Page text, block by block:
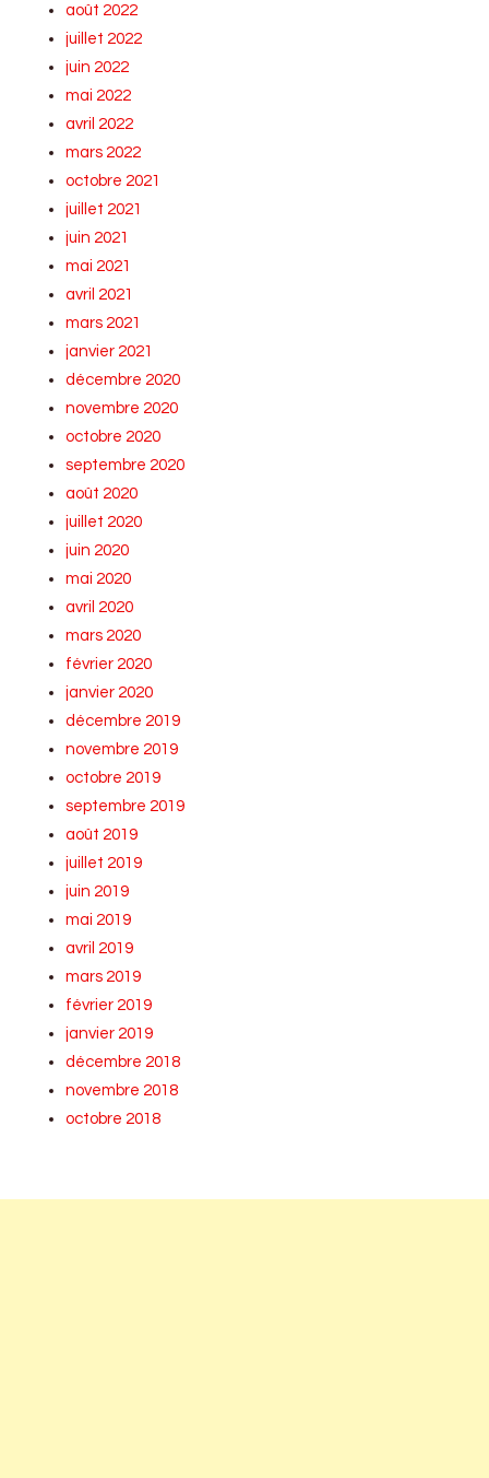
août 2022
juillet 2022
juin 2022
mai 2022
avril 2022
mars 2022
octobre 2021
juillet 2021
juin 2021
mai 2021
avril 2021
mars 2021
janvier 2021
décembre 2020
novembre 2020
octobre 2020
septembre 2020
août 2020
juillet 2020
juin 2020
mai 2020
avril 2020
mars 2020
février 2020
janvier 2020
décembre 2019
novembre 2019
octobre 2019
septembre 2019
août 2019
juillet 2019
juin 2019
mai 2019
avril 2019
mars 2019
février 2019
janvier 2019
décembre 2018
novembre 2018
octobre 2018